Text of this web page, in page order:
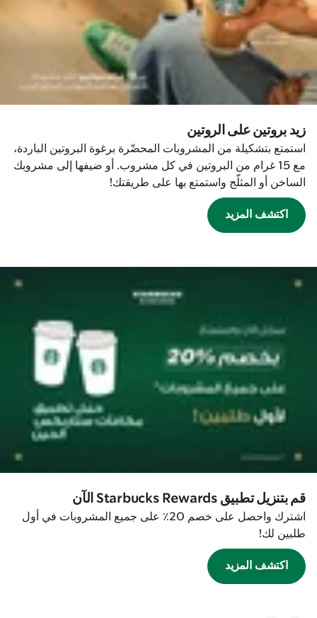
زيد بروتين على الروتين
استمتع بتشكيلة من المشروبات المحضّرة برغوة البروتين الباردة،
مع 15 غرام من البروتين في كل مشروب. أو ضيفها إلى مشروبك
الساخن أو المثلّج واستمتع بها على طريقتك!
اكتشف المزيد
قم بتنزيل تطبيق Starbucks Rewards الآن
اشترك واحصل على خصم 20٪ على جميع المشروبات في أول
طلبين لك!
اكتشف المزيد